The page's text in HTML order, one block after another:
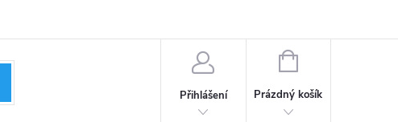
Přihlášení
NÁKUPNÍ
Prázdný košík